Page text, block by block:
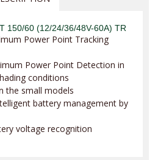
150/60 (12/24/36/48V-60A) TR
Power Point Tracking
Power Point Detection in
conditions
the small models
battery management by
voltage recognition